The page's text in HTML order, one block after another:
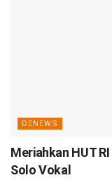
DENEWS
Meriahkan HUT
Solo Vokal